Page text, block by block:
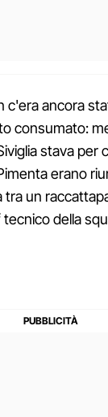
c'era ancora
consumato:
stava per
erano
tra un
della